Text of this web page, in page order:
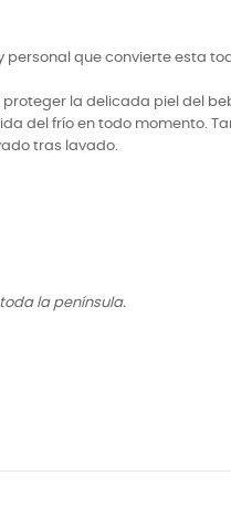
que convierte esta
la delicada piel del
del frío en todo momento.
tras lavado.
la península.